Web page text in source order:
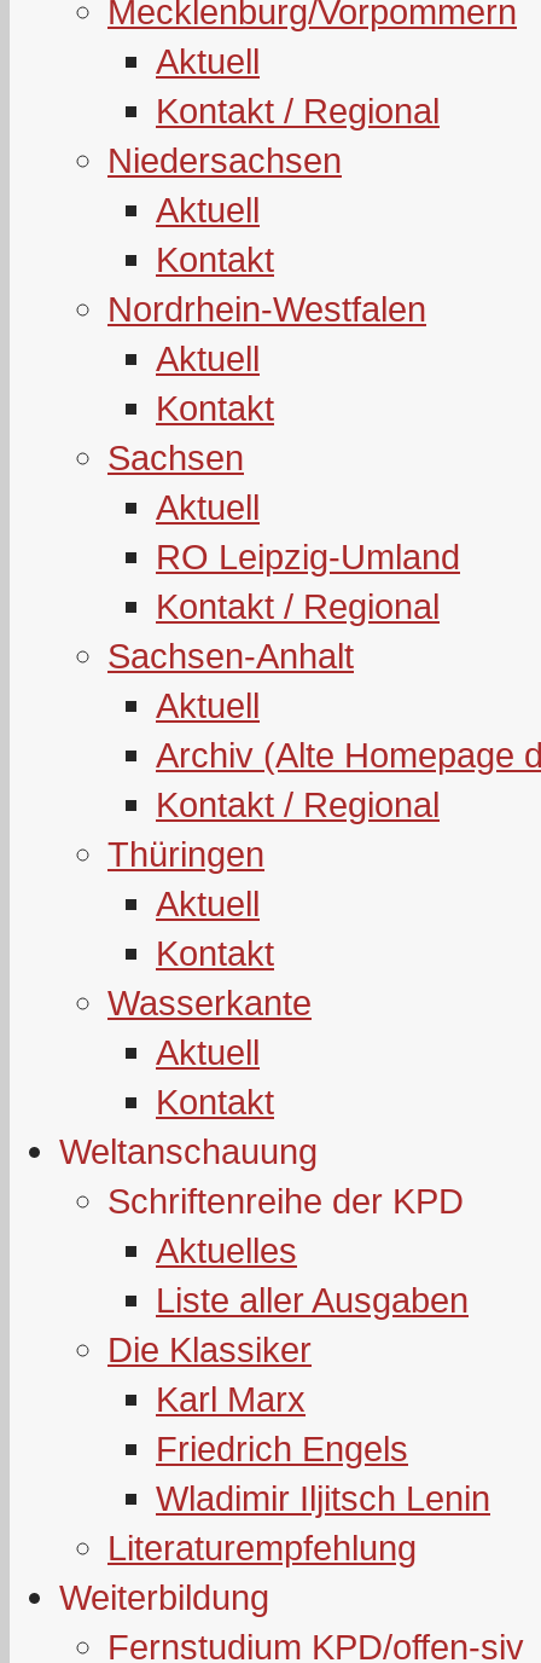
Mecklenburg/Vorpommern
Aktuell
Kontakt / Regional
Niedersachsen
Aktuell
Kontakt
Nordrhein-Westfalen
Aktuell
Kontakt
Sachsen
Aktuell
RO Leipzig-Umland
Kontakt / Regional
Sachsen-Anhalt
Aktuell
Archiv (Alte Homepage
Kontakt / Regional
Thüringen
Aktuell
Kontakt
Wasserkante
Aktuell
Kontakt
Weltanschauung
Schriftenreihe der KPD
Aktuelles
Liste aller Ausgaben
Die Klassiker
Karl Marx
Friedrich Engels
Wladimir Iljitsch Lenin
Literaturempfehlung
Weiterbildung
Fernstudium KPD/offen-siv